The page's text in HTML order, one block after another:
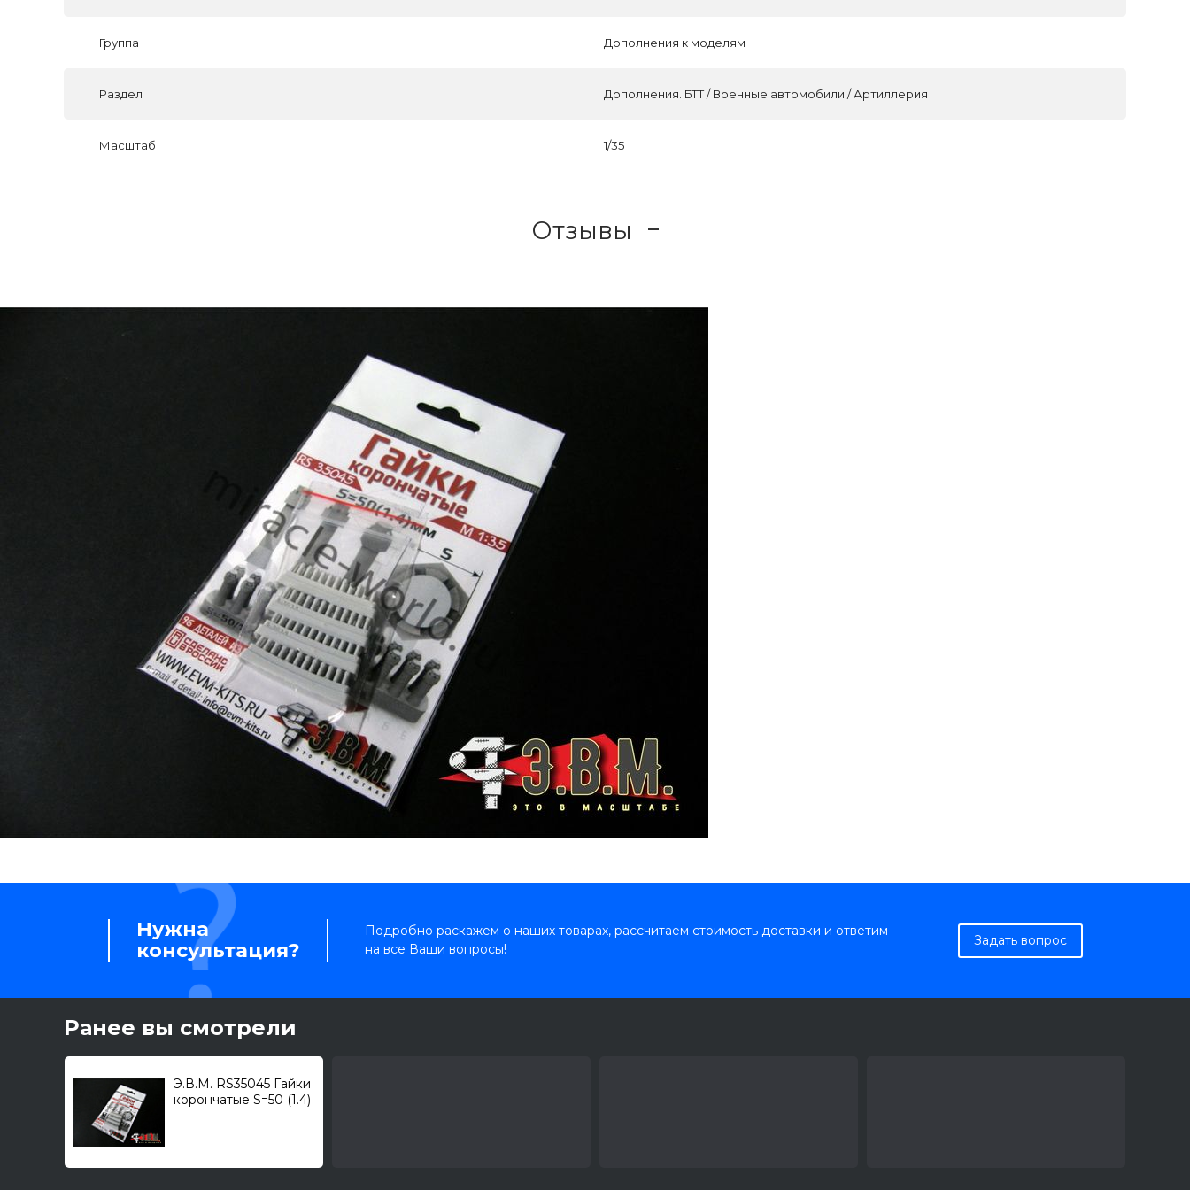
Группа Дополнения к моделям
Раздел Дополнения. БТТ / Военные автомобили / Артиллерия
Масштаб 1/35
Отзывы
Нужна
консультация?
Подробно раскажем о наших товарах, рассчитаем стоимость доставки и ответим
на все Ваши вопросы!
Задать вопрос
Ранее вы смотрели
Э.В.М. RS35045 Гайки
корончатые S=50 (1.4)